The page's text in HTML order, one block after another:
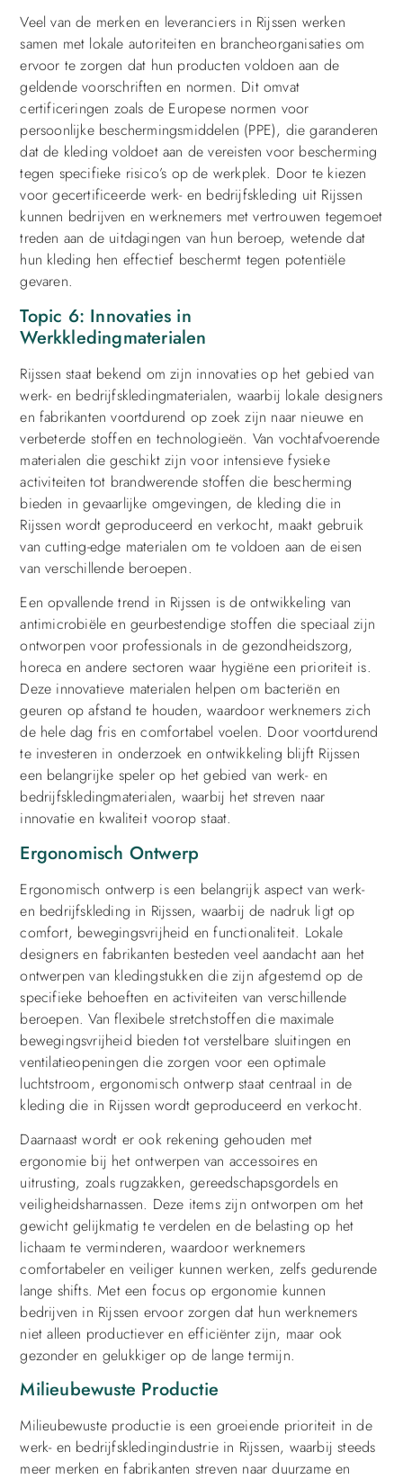
Veel van de merken en leveranciers in Rijssen werken
samen met lokale autoriteiten en brancheorganisaties om
ervoor te zorgen dat hun producten voldoen aan de
geldende voorschriften en normen. Dit omvat
certificeringen zoals de Europese normen voor
persoonlijke beschermingsmiddelen (PPE), die garanderen
dat de kleding voldoet aan de vereisten voor bescherming
tegen specifieke risico’s op de werkplek. Door te kiezen
voor gecertificeerde werk- en bedrijfskleding uit Rijssen
kunnen bedrijven en werknemers met vertrouwen tegemoet
treden aan de uitdagingen van hun beroep, wetende dat
hun kleding hen effectief beschermt tegen potentiële
gevaren.
Topic 6: Innovaties in
Werkkledingmaterialen
Rijssen staat bekend om zijn innovaties op het gebied van
werk- en bedrijfskledingmaterialen, waarbij lokale designers
en fabrikanten voortdurend op zoek zijn naar nieuwe en
verbeterde stoffen en technologieën. Van vochtafvoerende
materialen die geschikt zijn voor intensieve fysieke
activiteiten tot brandwerende stoffen die bescherming
bieden in gevaarlijke omgevingen, de kleding die in
Rijssen wordt geproduceerd en verkocht, maakt gebruik
van cutting-edge materialen om te voldoen aan de eisen
van verschillende beroepen.
Een opvallende trend in Rijssen is de ontwikkeling van
antimicrobiële en geurbestendige stoffen die speciaal zijn
ontworpen voor professionals in de gezondheidszorg,
horeca en andere sectoren waar hygiëne een prioriteit is.
Deze innovatieve materialen helpen om bacteriën en
geuren op afstand te houden, waardoor werknemers zich
de hele dag fris en comfortabel voelen. Door voortdurend
te investeren in onderzoek en ontwikkeling blijft Rijssen
een belangrijke speler op het gebied van werk- en
bedrijfskledingmaterialen, waarbij het streven naar
innovatie en kwaliteit voorop staat.
Ergonomisch Ontwerp
Ergonomisch ontwerp is een belangrijk aspect van werk-
en bedrijfskleding in Rijssen, waarbij de nadruk ligt op
comfort, bewegingsvrijheid en functionaliteit. Lokale
designers en fabrikanten besteden veel aandacht aan het
ontwerpen van kledingstukken die zijn afgestemd op de
specifieke behoeften en activiteiten van verschillende
beroepen. Van flexibele stretchstoffen die maximale
bewegingsvrijheid bieden tot verstelbare sluitingen en
ventilatieopeningen die zorgen voor een optimale
luchtstroom, ergonomisch ontwerp staat centraal in de
kleding die in Rijssen wordt geproduceerd en verkocht.
Daarnaast wordt er ook rekening gehouden met
ergonomie bij het ontwerpen van accessoires en
uitrusting, zoals rugzakken, gereedschapsgordels en
veiligheidsharnassen. Deze items zijn ontworpen om het
gewicht gelijkmatig te verdelen en de belasting op het
lichaam te verminderen, waardoor werknemers
comfortabeler en veiliger kunnen werken, zelfs gedurende
lange shifts. Met een focus op ergonomie kunnen
bedrijven in Rijssen ervoor zorgen dat hun werknemers
niet alleen productiever en efficiënter zijn, maar ook
gezonder en gelukkiger op de lange termijn.
Milieubewuste Productie
Milieubewuste productie is een groeiende prioriteit in de
werk- en bedrijfskledingindustrie in Rijssen, waarbij steeds
meer merken en fabrikanten streven naar duurzame en